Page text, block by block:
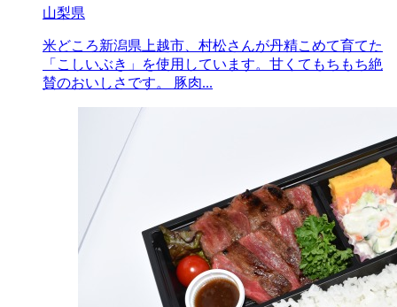
山梨県
米どころ新潟県上越市、村松さんが丹精こめて育てた
「こしいぶき」を使用しています。甘くてもちもち絶
賛のおいしさです。 豚肉...